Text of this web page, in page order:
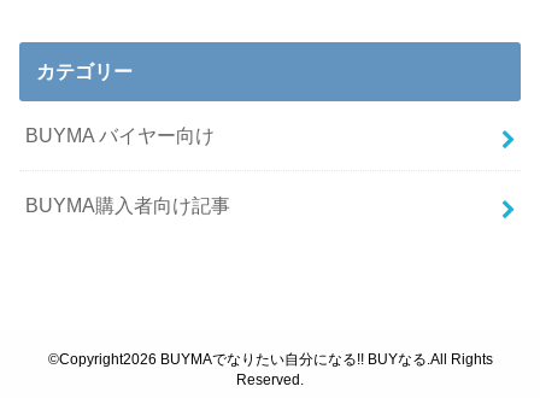
カテゴリー
BUYMA バイヤー向け
BUYMA購入者向け記事
©Copyright2026 BUYMAでなりたい自分になる!! BUYなる .All Rights
Reserved.